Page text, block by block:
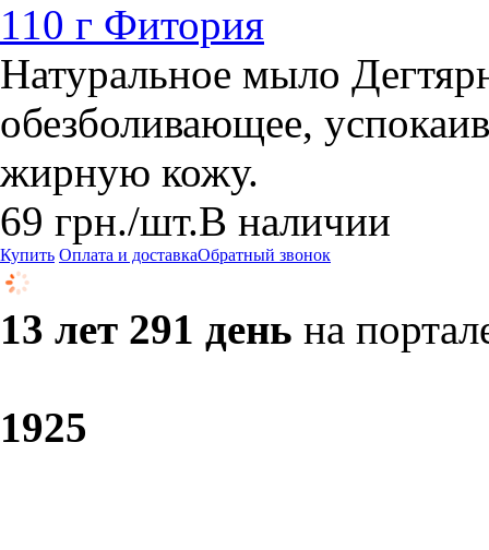
110 г Фитория
Натуральное мыло
обезболивающее,
жирную кожу.
69 грн./шт.В наличии
Купить Оплата и доставкаОбратный звонок
13 лет 291 день на
1925